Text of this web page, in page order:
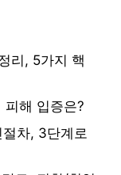
리, 5가지 핵
피해 입증은?
차, 3단계로